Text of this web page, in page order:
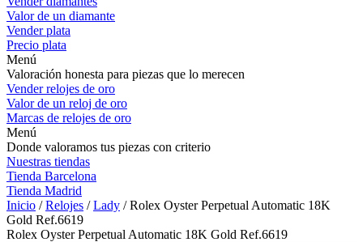
Valor de un diamante
Vender plata
Precio plata
Menú
Valoración honesta para piezas que lo merecen
Vender relojes de oro
Valor de un reloj de oro
Marcas de relojes de oro
Menú
Donde valoramos tus piezas con criterio
Nuestras tiendas
Tienda Barcelona
Tienda Madrid
Inicio /Relojes /Lady / Rolex Oyster Perpetual Automatic 18K
Gold Ref.6619
Rolex Oyster Perpetual Automatic 18K Gold Ref.6619